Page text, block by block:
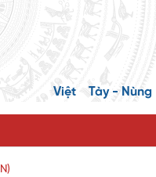
Việt Tày - Nùng